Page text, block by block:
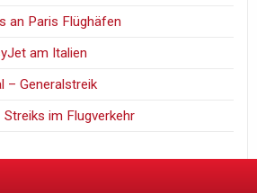
an Paris Flüghäfen
am Italien
– Generalstreik
im Flugverkehr